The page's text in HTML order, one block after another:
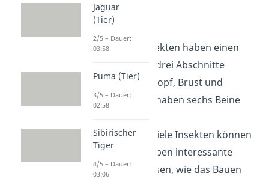
Insekten
Aussehen
: Insekten haben einen
Körper, der in drei Abschnitte
unterteilt ist: Kopf, Brust und
Hinterleib. Sie haben sechs Beine
Fähigkeiten
: Viele Insekten können
fliegen und haben interessante
Verhaltensweisen, wie das Bauen
Jaguar
(Tier)
2/5 – Dauer:
03:58
Puma (Tier)
3/5 – Dauer:
02:58
Sibirischer
Tiger
4/5 – Dauer:
03:06